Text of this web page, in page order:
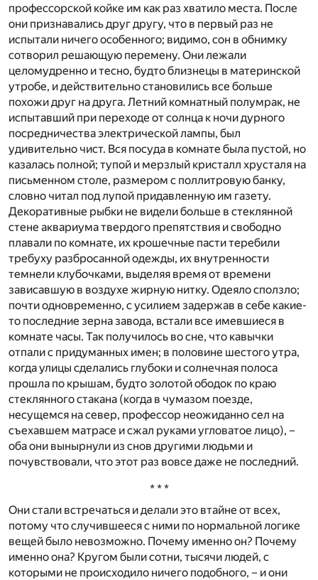
профессорской койке им как раз хватило места. После
они признавались друг другу, что в первый раз не
испытали ничего особенного; видимо, сон в обнимку
сотворил решающую перемену. Они лежали
целомудренно и тесно, будто близнецы в материнской
утробе, и действительно становились все больше
похожи друг на друга. Летний комнатный полумрак, не
испытавший при переходе от солнца к ночи дурного
посредничества электрической лампы, был
удивительно чист. Вся посуда в комнате была пустой, но
казалась полной; тупой и мерзлый кристалл хрусталя на
письменном столе, размером с поллитровую банку,
словно читал под лупой придавленную им газету.
Декоративные рыбки не видели больше в стеклянной
стене аквариума твердого препятствия и свободно
плавали по комнате, их крошечные пасти теребили
требуху разбросанной одежды, их внутренности
темнели клубочками, выделяя время от времени
зависавшую в воздухе жирную нитку. Одеяло сползло;
почти одновременно, с усилием задержав в себе какие-
то последние зерна завода, встали все имевшиеся в
комнате часы. Так получилось во сне, что кавычки
отпали с придуманных имен; в половине шестого утра,
когда улицы сделались глубоки и солнечная полоса
прошла по крышам, будто золотой ободок по краю
стеклянного стакана (когда в чумазом поезде,
несущемся на север, профессор неожиданно сел на
съехавшем матрасе и сжал руками угловатое лицо), –
оба они вынырнули из снов другими людьми и
почувствовали, что этот раз вовсе даже не последний.
* * *
Они стали встречаться и делали это втайне от всех,
потому что случившееся с ними по нормальной логике
вещей было невозможно. Почему именно он? Почему
именно она? Кругом были сотни, тысячи людей, с
которыми не происходило ничего подобного, – и они